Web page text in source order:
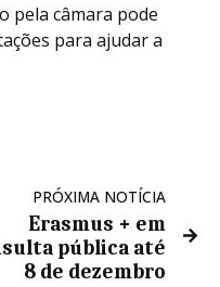
pela câmara pode
para ajudar a
PRÓXIMA NOTÍCIA
Erasmus + em
pública até
8 de dezembro